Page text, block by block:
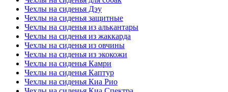
Чехлы на сиденья Дэу
Чехлы на сиденья защитные
Чехлы на сиденья из алькантары
Чехлы на сиденья из жаккарда
Чехлы на сиденья из овчины
Чехлы на сиденья из экокожи
Чехлы на сиденья Камри
Чехлы на сиденья Каптур
Чехлы на сиденья Киа Рио